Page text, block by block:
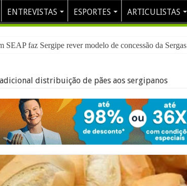
ENTREVISTAS ESPORTES ARTICULISTAS
SEAP faz Sergipe rever modelo de concessão da Sergas
distribuição de pães aos sergipanos